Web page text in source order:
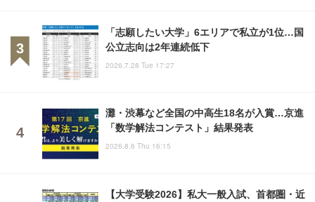
「志願したい大学」6エリアで私立が1位…国
公立志向は2年連続低下
2026.7.28 Tue 17:27
灘・渋幕など全国の中高生18名が入賞…京進
「数学解法コンテスト」結果発表
2026.8.6 Thu 16:15
【大学受験2026】私大一般入試、首都圏・近